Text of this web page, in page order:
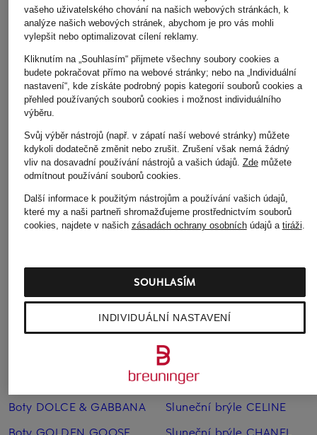
+Akční sleva
BALDESSARINI
Sako Extra Slim Fit
6 500 Kč
Nejnižší cena:5 525 Kč
Původně:10 000 Kč
WILVORST
Slim Fit
od 10 750 Kč
PAUL
Oblekové sako
Slim Fit z žerzeje
1 750 Kč
Nejnižší cena:
1 487,50 Kč
Boty DOLCE & GABBANA
Boty GOLDEN GOOSE
Sluneční brýle CELINE
Sluneční brýle CHANEL
vašeho uživatelského chování na našich webových stránkách, k
analýze našich webových stránek, abychom je pro vás mohli
vylepšit nebo optimalizovat cílení reklamy.
Kliknutím na „Souhlasím“ přijmete všechny soubory cookies a
budete pokračovat přímo na webové stránky; nebo na „Individuální
nastavení“, kde získáte podrobný popis kategorií souborů cookies a
přehled používaných souborů cookies i možnost individuálního
výběru.
Svůj výběr nástrojů (např. v zápatí naší webové stránky) můžete
kdykoli dodatečně změnit nebo zrušit. Zrušení však nemá žádný
vliv na dosavadní používání nástrojů a vašich údajů. Zdemůžete
odmítnout používání souborů cookies
Další informace k použitým nástrojům a používání vašich údajů,
které my a naši partneři shromažďujeme prostřednictvím souborů
cookies, najdete v našich zásadách ochrany osobníchúdajů a tiráži
INDIVIDUÁLNÍ NASTAVENÍ
SOUHLASÍM